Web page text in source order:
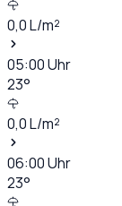
0,0L/m²
05:00Uhr
23°
0,0L/m²
06:00Uhr
23°